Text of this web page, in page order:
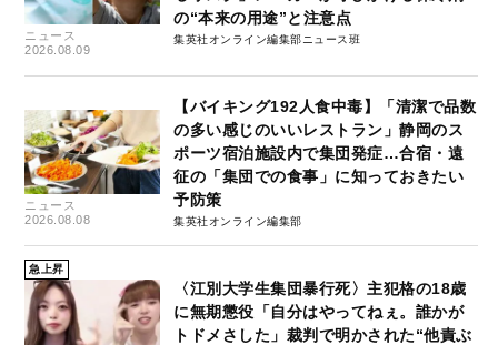
ニュース
2026.08.09
の“本来の用途”と注意点
集英社オンライン編集部ニュース班
ニュース
2026.08.08
【バイキング192人食中毒】「清潔で品数
の多い感じのいいレストラン」静岡のス
ポーツ宿泊施設内で集団発症…合宿・遠
征の「集団での食事」に知っておきたい
予防策
集英社オンライン編集部
急上昇
〈江別大学生集団暴行死〉主犯格の18歳
に無期懲役「自分はやってねぇ。誰かが
トドメさした」裁判で明かされた“他責ぶ